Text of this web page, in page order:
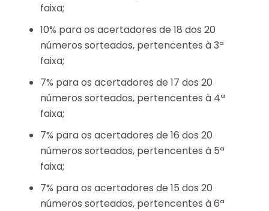
faixa;
10% para os acertadores de 18 dos 20
números sorteados, pertencentes à 3ª
faixa;
7% para os acertadores de 17 dos 20
números sorteados, pertencentes à 4ª
faixa;
7% para os acertadores de 16 dos 20
números sorteados, pertencentes à 5ª
faixa;
7% para os acertadores de 15 dos 20
números sorteados, pertencentes à 6ª